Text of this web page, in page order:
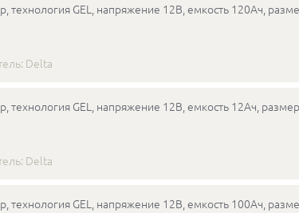
технология GEL, напряжение 12В, емкость 120Ач,
Delta
технология GEL, напряжение 12В, емкость 12Ач,
Delta
технология GEL, напряжение 12В, емкость 100Ач,